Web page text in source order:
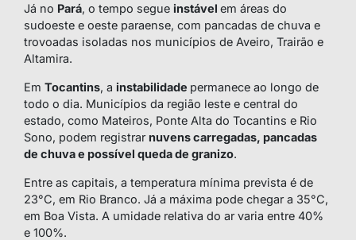
Já no Pará, o tempo segue instável em áreas do
sudoeste e oeste paraense, com pancadas de chuva e
trovoadas isoladas nos municípios de Aveiro, Trairão e
Altamira.
Em Tocantins, a instabilidade permanece ao longo de
todo o dia. Municípios da região leste e central do
estado, como Mateiros, Ponte Alta do Tocantins e Rio
Sono, podem registrar nuvens carregadas, pancadas
de chuva e possível queda de granizo.
Entre as capitais, a temperatura mínima prevista é de
23°C, em Rio Branco. Já a máxima pode chegar a 35°C,
em Boa Vista. A umidade relativa do ar varia entre 40%
e 100%.